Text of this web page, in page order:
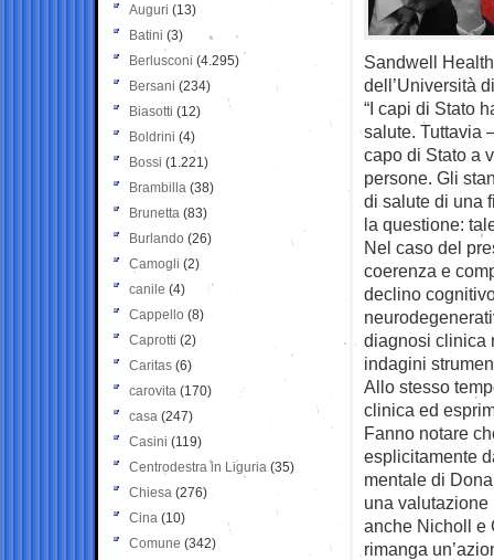
Sandwell
dell’Università
“I capi di Stato
salute. Tuttavia
capo di Stato a
persone. Gli
di salute di una
la questione:
Nel caso del
coerenza e
declino
diagnosi clinica
indagini
Allo stesso
clinica ed
Fanno notare
esplicitamente
mentale di
una
anche Nicholl e
rimanga
Auguri (13)
Batini (3)
Berlusconi (4.295)
Bersani (234)
Biasotti (12)
Boldrini (4)
Bossi (1.221)
Brambilla (38)
Brunetta (83)
Burlando (26)
Camogli (2)
canile (4)
Cappello (8)
Caprotti (2)
Caritas (6)
carovita (170)
casa (247)
Casini (119)
Centrodestra in Liguria (35)
Chiesa (276)
Cina (10)
Comune (342)